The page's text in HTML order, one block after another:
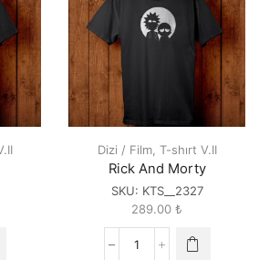
Dizi / Film, T-shırt V.II
Rick And Morty
SKU: KTS__2327
289.00 ₺
Rick